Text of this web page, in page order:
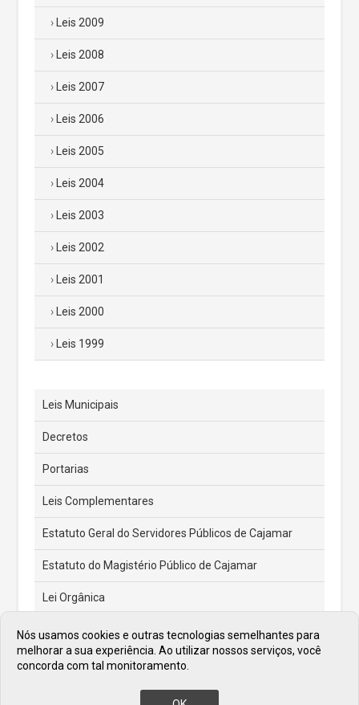
Leis 2009
Leis 2008
Leis 2007
Leis 2006
Leis 2005
Leis 2004
Leis 2003
Leis 2002
Leis 2001
Leis 2000
Leis 1999
Leis Municipais
Decretos
Portarias
Leis Complementares
Estatuto Geral do Servidores Públicos de Cajamar
Estatuto do Magistério Público de Cajamar
Lei Orgânica
Feriados e Pontos Facultativos
Atas de Posse dos Prefeitos
Nós usamos cookies e outras tecnologias semelhantes para
melhorar a sua experiência. Ao utilizar nossos serviços, você
concorda com tal monitoramento.